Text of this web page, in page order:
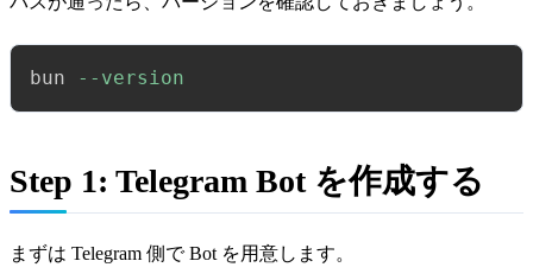
bun --version
Step 1: Telegram Bot を作成する
まずは Telegram 側で Bot を用意します。